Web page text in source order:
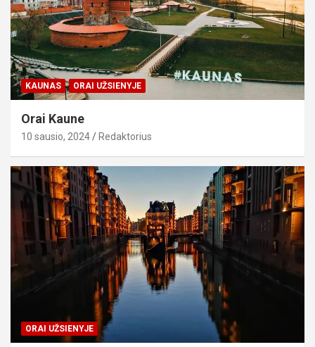
KAUNAS ORAI UŽSIENYJE
Orai Kaune
10 sausio, 2024 Redaktorius
ORAI UŽSIENYJE